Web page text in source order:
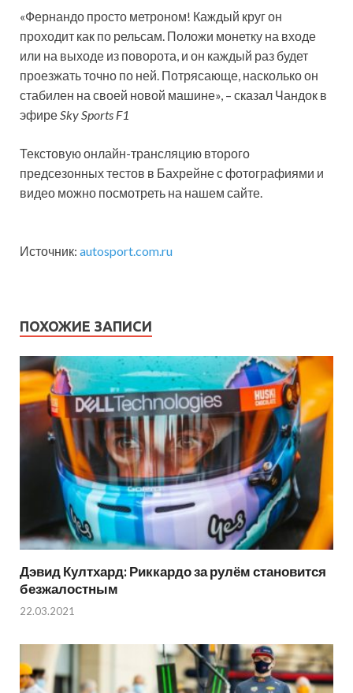
«Фернандо просто метроном! Каждый круг он
проходит как по рельсам. Положи монетку на входе
или на выходе из поворота, и он каждый раз будет
проезжать точно по ней. Потрясающе, насколько он
стабилен на своей новой машине», – сказал Чандок в
эфире Sky Sports F1
Текстовую онлайн-трансляцию второго
предсезонных тестов в Бахрейне с фотографиями и
видео можно посмотреть на нашем сайте.
Источник: autosport.com.ru
ПОХОЖИЕ ЗАПИСИ
Дэвид Култхард: Риккардо за рулём становится
безжалостным
22.03.2021